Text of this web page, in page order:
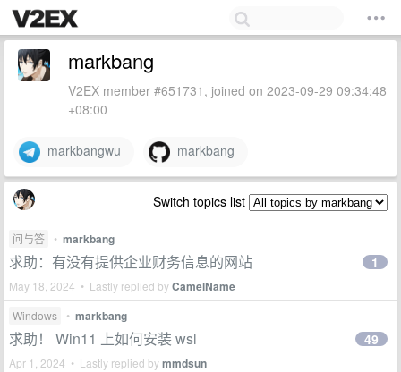
markbang
V2EX member #651731, joined on 2023-09-29 09:34:48
+08:00
markbangwu markbang
Switch topics list
问与答 • markbang
求助：有没有提供企业财务信息的网站
May 18, 2024 • Lastly replied byCamelName
1
Windows • markbang
求助！ Win11 上如何安装 wsl
Apr 1, 2024 • Lastly replied bymmdsun
49